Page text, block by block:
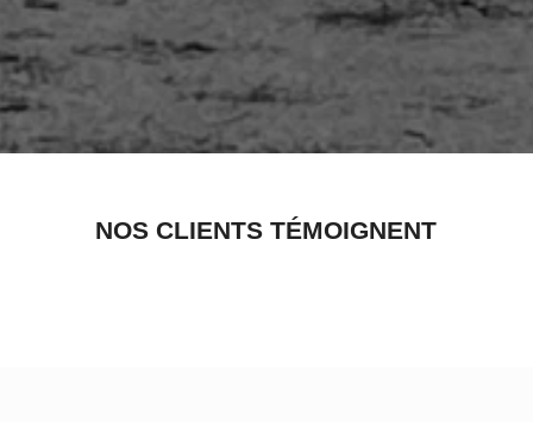
NOS CLIENTS TÉMOIGNENT